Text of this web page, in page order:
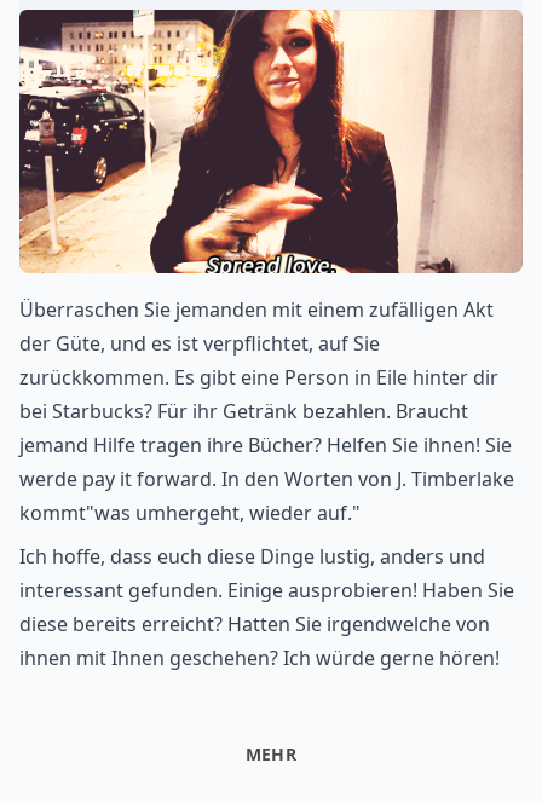
Überraschen Sie jemanden mit einem zufälligen Akt
der Güte, und es ist verpflichtet, auf Sie
zurückkommen. Es gibt eine Person in Eile hinter dir
bei Starbucks? Für ihr Getränk bezahlen. Braucht
jemand Hilfe tragen ihre Bücher? Helfen Sie ihnen! Sie
werde pay it forward. In den Worten von J. Timberlake
kommt"was umhergeht, wieder auf."
Ich hoffe, dass euch diese Dinge lustig, anders und
interessant gefunden. Einige ausprobieren! Haben Sie
diese bereits erreicht? Hatten Sie irgendwelche von
ihnen mit Ihnen geschehen? Ich würde gerne hören!
MEHR